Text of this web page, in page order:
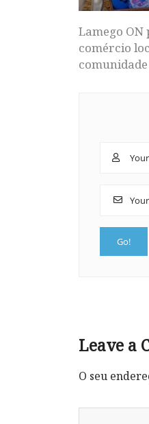
Lamego
comércio
Leave a
O seu